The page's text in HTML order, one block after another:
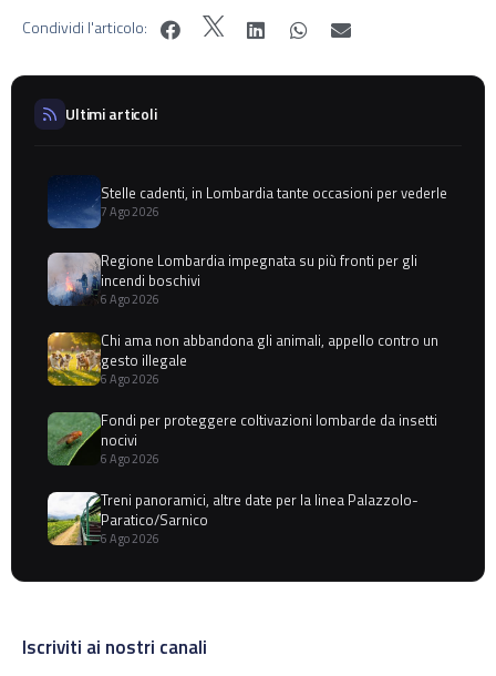
Condividi l'articolo:
Ultimi articoli
Stelle cadenti, in Lombardia tante occasioni per vederle
7 Ago 2026
Regione Lombardia impegnata su più fronti per gli
incendi boschivi
6 Ago 2026
Chi ama non abbandona gli animali, appello contro un
gesto illegale
6 Ago 2026
Fondi per proteggere coltivazioni lombarde da insetti
nocivi
6 Ago 2026
Treni panoramici, altre date per la linea Palazzolo-
Paratico/Sarnico
6 Ago 2026
Iscriviti ai nostri canali